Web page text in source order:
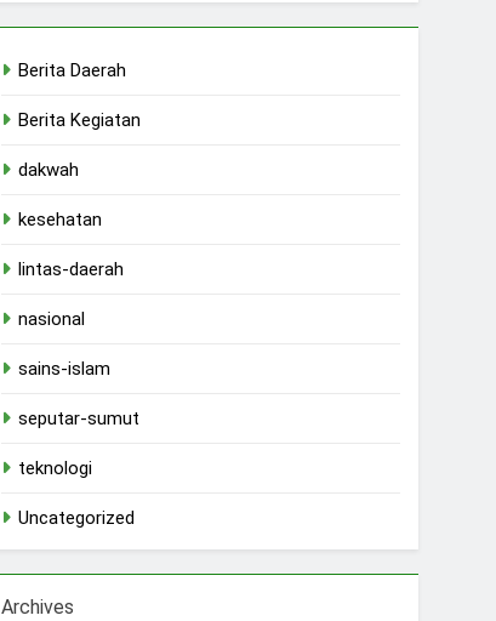
Berita Daerah
Berita Kegiatan
dakwah
kesehatan
lintas-daerah
nasional
sains-islam
seputar-sumut
teknologi
Uncategorized
Archives